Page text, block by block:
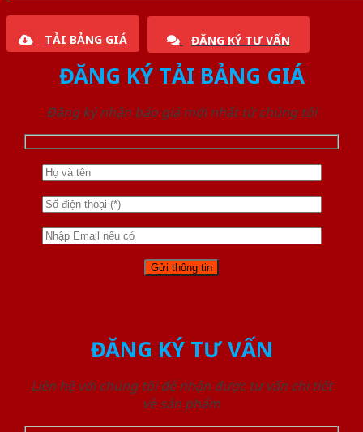
TẢI BẢNG GIÁ ĐĂNG KÝ TƯ VẤN
ĐĂNG KÝ TẢI BẢNG GIÁ
Đăng ký nhận báo giá mới nhất từ chúng tôi
ĐĂNG KÝ TƯ VẤN
Liên hệ với chúng tôi để nhận được tư vấn chi tiết
về sản phẩm